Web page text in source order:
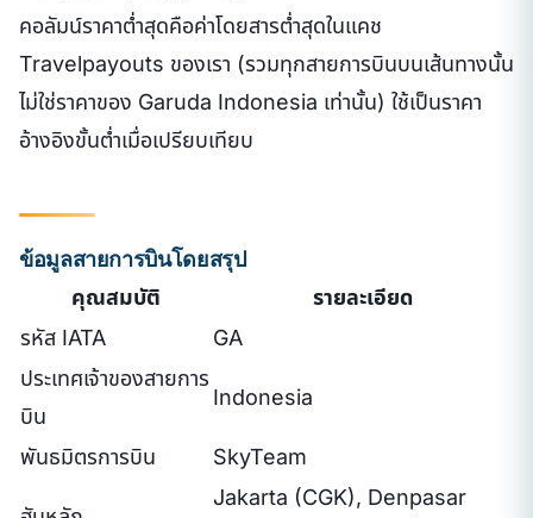
คอลัมน์ราคาต่ำสุดคือค่าโดยสารต่ำสุดในแคช
Travelpayouts ของเรา (รวมทุกสายการบินบนเส้นทางนั้น
ไม่ใช่ราคาของ Garuda Indonesia เท่านั้น) ใช้เป็นราคา
อ้างอิงขั้นต่ำเมื่อเปรียบเทียบ
ข้อมูลสายการบินโดยสรุป
คุณสมบัติ
รายละเอียด
รหัส IATA
GA
ประเทศเจ้าของสายการ
บิน
Indonesia
พันธมิตรการบิน SkyTeam
Jakarta (CGK), Denpasar